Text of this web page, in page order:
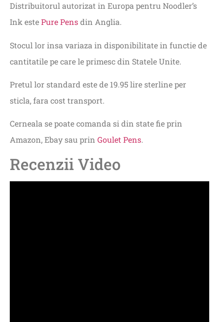
Distribuitorul autorizat in Europa pentru Noodler’s
Ink estePure Pensdin Anglia.
Stocul lor insa variaza in disponibilitate in functie de
cantitatile pe care le primesc din Statele Unite.
Pretul lor standard este de 19.95 lire sterline per
sticla, fara cost transport.
Cerneala se poate comanda si din state fie prin
Amazon, Ebay sau prin Goulet Pens.
Recenzii Video